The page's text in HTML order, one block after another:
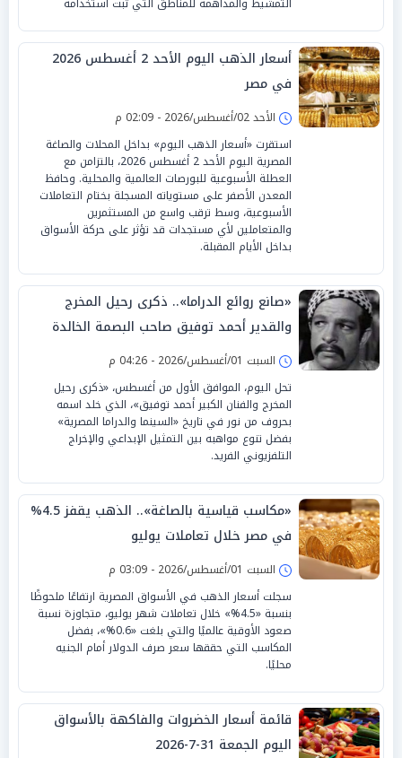
أسعار الذهب اليوم الأحد 2 أغسطس 2026
في مصر
الأحد 02/أغسطس/2026 - 02:09 م
استقرت «أسعار الذهب اليوم» بداخل المحلات والصاغة
المصرية اليوم الأحد 2 أغسطس 2026، بالتزامن مع
العطلة الأسبوعية للبورصات العالمية والمحلية. وحافظ
المعدن الأصفر على مستوياته المسجلة بختام التعاملات
الأسبوعية، وسط ترقب واسع من المستثمرين
والمتعاملين لأي مستجدات قد تؤثر على حركة الأسواق
بداخل الأيام المقبلة.
«صانع روائع الدراما».. ذكرى رحيل المخرج
والقدير أحمد توفيق صاحب البصمة الخالدة
السبت 01/أغسطس/2026 - 04:26 م
تحل اليوم، الموافق الأول من أغسطس، «ذكرى رحيل
المخرج والفنان الكبير أحمد توفيق»، الذي خلد اسمه
بحروف من نور في تاريخ «السينما والدراما المصرية»
بفضل تنوع مواهبه بين التمثيل الإبداعي والإخراج
التلفزيوني الفريد.
«مكاسب قياسية بالصاغة».. الذهب يقفز 4.5%
في مصر خلال تعاملات يوليو
السبت 01/أغسطس/2026 - 03:09 م
سجلت أسعار الذهب في الأسواق المصرية ارتفاعًا ملحوظًا
بنسبة «4.5%» خلال تعاملات شهر يوليو، متجاوزة نسبة
صعود الأوقية عالميًا والتي بلغت «0.6%»، بفضل
المكاسب التي حققها سعر صرف الدولار أمام الجنيه
محليًا.
قائمة أسعار الخضروات والفاكهة بالأسواق
اليوم الجمعة 31-7-2026